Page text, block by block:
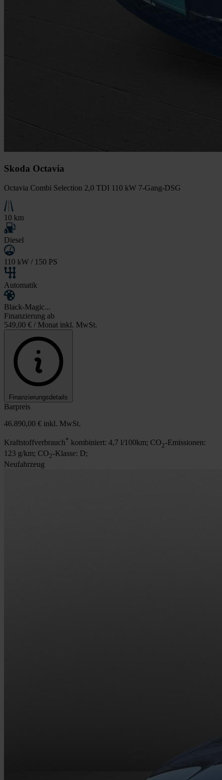
Skoda Octavia
Octavia Combi Selection 2,0 TDI 110 kW 7-Gang-DSG
10 km
Diesel
110 kW / 150 PS
Automatik
Black-Magic...
Finanzierung ab
549,00 € / Monat inkl. MwSt.
Finanzierungsdetails
Barpreis
46.890,00 € inkl. MwSt.
Kraftstoffverbrauch* kombiniert: 4,7 l/100km; CO2-Emissionen:
123 g/km; CO2-Klasse: D;
Neufahrzeug